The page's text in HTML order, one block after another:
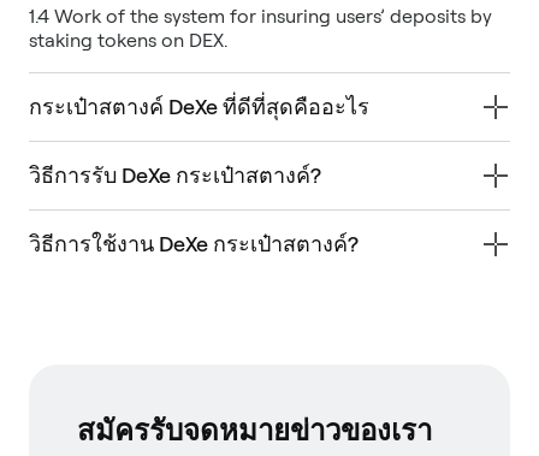
1.4 Work of the system for insuring users’ deposits by
staking tokens on DEX.
กระเป๋าสตางค์ DeXe ที่ดีที่สุดคืออะไร
วิธีการรับ DeXe กระเป๋าสตางค์?
วิธีการใช้งาน DeXe กระเป๋าสตางค์?
สมัครรับจดหมายข่าวของเรา